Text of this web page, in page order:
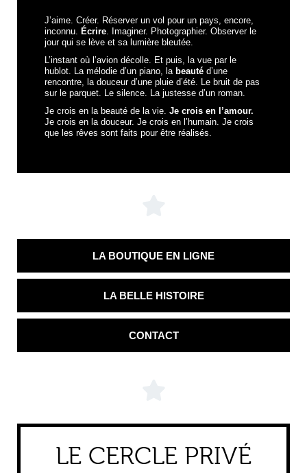
J’aime. Créer. Réserver un vol pour un pays, encore,
inconnu.
Écrire . Imaginer. Photographier. Observer le
jour qui se lève et sa lumière bleutée.
L’instant où l’avion décolle. Et puis, la vue par le
hublot. La mélodie d’un piano, la beauté d’une
rencontre, la douceur d’une pluie d’été. Le bruit de pas
sur le parquet. Le silence. La justesse d’un roman.
Je crois en la beauté de la vie. Je crois en l’amour.
Je crois en la douceur. Je crois en l’humain. Je crois
que les rêves sont faits pour être réalisés.
LA BOUTIQUE EN LIGNE
LA BELLE HISTOIRE
CONTACT
LE CERCLE PRIVÉ